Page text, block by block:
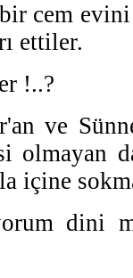
cem
ettiler.
!..?
ve
içine
dini